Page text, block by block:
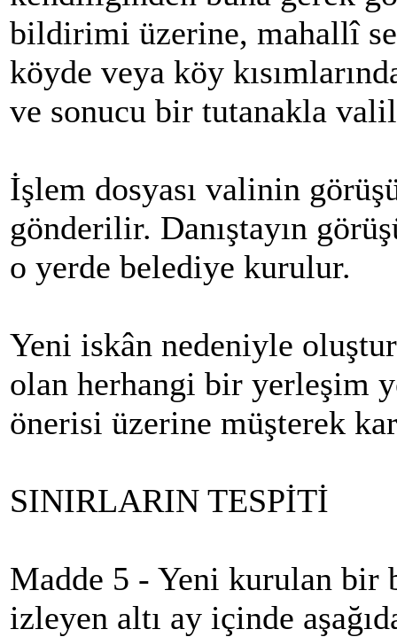
bildirimi üzerine, mahallî
köyde veya köy
ve sonucu bir tutanakla
İşlem dosyası valinin
gönderilir. Danıştayın
o yerde belediye kurulur.
Yeni iskân nedeniyle
olan herhangi bir yerleşim
önerisi üzerine müşterek
SINIRLARIN TESPİTİ
Madde 5 - Yeni kurulan bir
izleyen altı ay içinde